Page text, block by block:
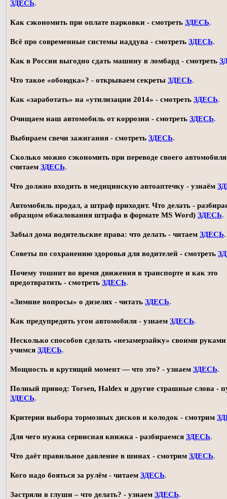
ЗДЕСЬ.
Как сэкономить при оплате парковки - смотреть ЗДЕСЬ.
Всё про современные системы наддува - смотреть ЗДЕСЬ.
Как в России выгодно сдать машину в ломбард - смотреть
Что такое «обоюдка»? - открываем секреты ЗДЕСЬ.
Как «заработать» на «утилизации 2014» - смотреть ЗДЕСЬ.
Очищаем наш автомобиль от коррозии - смотреть ЗДЕСЬ.
Выбираем свечи зажигания - смотреть ЗДЕСЬ.
Сколько можно сэкономить при переводе своего автомобиля
считаем ЗДЕСЬ.
Что должно входить в медицинскую автоаптечку - узнаём
Автомобиль продал, а штраф приходит. Что делать -
образцом обжалования штрафа в формате MS Word) ЗДЕСЬ.
Забыл дома водительские права: что делать - читаем ЗДЕСЬ.
Советы по сохранению здоровья для водителей - смотреть
Почему тошнит во время движения в транспорте и как это
предотвратить - смотреть ЗДЕСЬ.
«Зимние вопросы» о дизелях - читать ЗДЕСЬ.
Как предупредить угон автомобиля - узнаем ЗДЕСЬ.
Несколько способов сделать «незамерзайку» своими
учимся ЗДЕСЬ.
Мощность и крутящий момент — что это? - узнаем ЗДЕСЬ.
Полный привод: Torsen, Haldex и другие страшные слова -
ЗДЕСЬ.
Критерии выбора тормозных дисков и колодок - смотрим
Для чего нужна сервисная книжка - разбираемся ЗДЕСЬ.
Что даёт правильное давление в шинах - смотрим ЗДЕСЬ.
Кого надо бояться за рулём - читаем ЗДЕСЬ.
Застряли в глуши – что делать? - узнаем ЗДЕСЬ.